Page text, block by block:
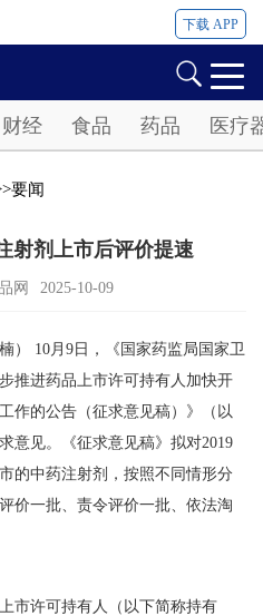
下载 APP
财经 食品 药品 医疗
要闻
射剂上市后评价提速
网 2025-10-09
10月9日，《国家药监局国家卫
推进药品上市许可持有人加快开
作的公告（征求意见稿）》（以
意见。《征求意见稿》拟对2019
的中药注射剂，按照不同情形分
价一批、责令评价一批、依法淘
许可持有人（以下简称持有